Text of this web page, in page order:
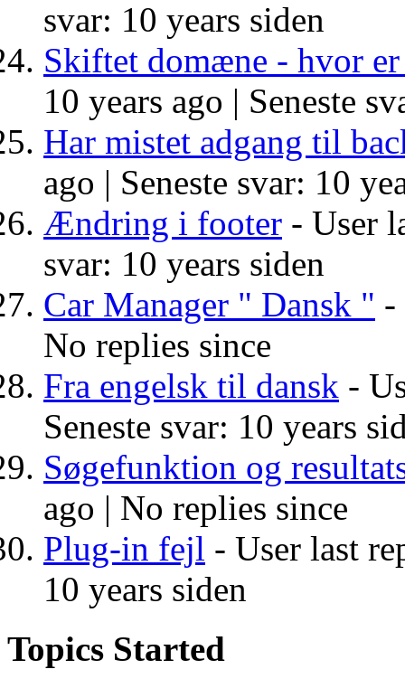
svar: 10 years siden
Skiftet domæne - hvor
10 years ago | Seneste
Har mistet adgang til
ago | Seneste svar: 10
Ændring i footer - User
svar: 10 years siden
Car Manager " Dansk " -
No replies since
Fra engelsk til dansk -
Seneste svar: 10 years
Søgefunktion og
ago | No replies since
Plug-in fejl - User last
10 years siden
Topics Started